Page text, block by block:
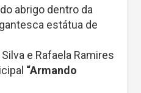
abrigo dentro da
estátua de
e Rafaela Ramires
“Armando